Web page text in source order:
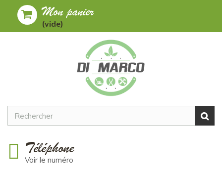
Mon panier
(vide)
Téléphone
Voir le numéro